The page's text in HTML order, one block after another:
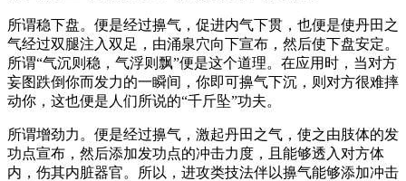
所谓稳下盘。便是经过擤气，促进内气下贯，也便是使丹田之
气经过双腿注入双足，由涌泉穴向下宣布，然后使下盘安定。
所谓“气沉则稳，气浮则飘”便是这个道理。在应用时，当对方
妄图跌倒你而发力的一瞬间，你即可擤气下沉，则对方很难摔
动你，这也便是人们所说的“千斤坠”功夫。
所谓增劲力。便是经过擤气，激起丹田之气，使之由肢体的发
功点宣布，然后添加发功点的冲击力度，且能够透入对方体
内，伤其内脏器官。所以，进攻类技法伴以擤气能够添加冲击